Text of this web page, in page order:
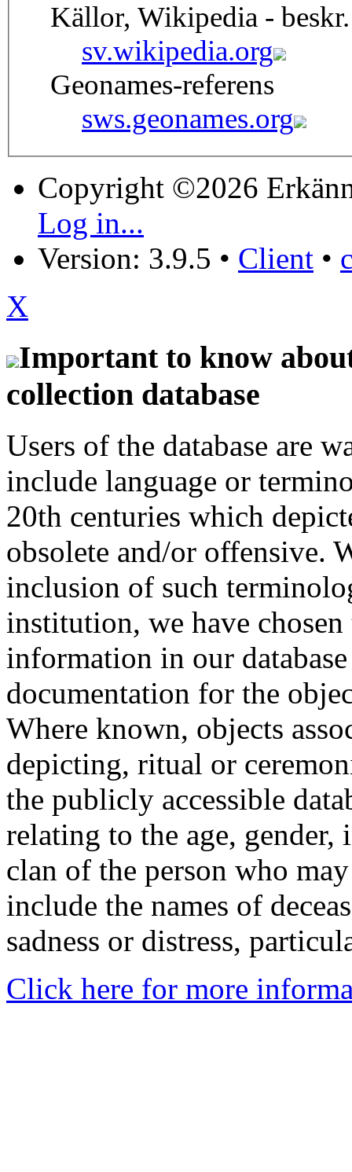
Källor, Wikipedia -
sv.wikipedia.org
Geonames-referens
sws.geonames.org
Copyright ©2026
Log in...
Version: 3.9.5 • Client •
X
Important to know
collection database
Users of the database are
include language or
20th centuries which
obsolete and/or offensive.
inclusion of such
institution, we have
information in our
documentation for the
Where known, objects
depicting, ritual or
the publicly accessible
relating to the age,
clan of the person who
include the names of
sadness or distress,
Click here for more